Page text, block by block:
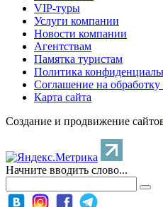
VIP-туры
Услуги компании
Новости компании
Агентствам
Памятка туристам
Политика
Соглашение на
Карта сайта
Создание и продвижение
Начните вводить слово...